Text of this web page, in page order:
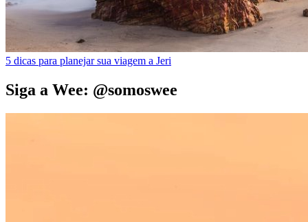
5 dicas para planejar sua viagem a Jeri
Siga a Wee: @somoswee